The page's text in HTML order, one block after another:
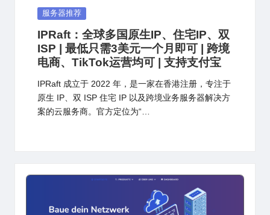
Posted
服务器推荐
IPRaft：全球多国原生IP、住宅IP、双
ISP | 最低只需3美元一个月即可 | 跨境
电商、TikTok运营均可 | 支持支付宝
IPRaft 成立于 2022 年，是一家在香港注册，专注于
原生 IP、双 ISP 住宅 IP 以及跨境业务服务器解决方
案的云服务商。官方定位为“…